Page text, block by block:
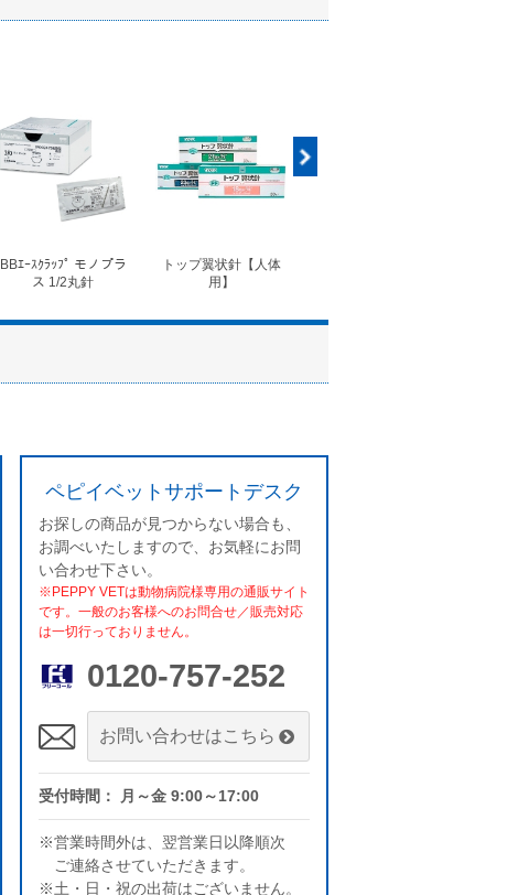
BBｴｰｽｸﾗｯﾌﾟ モノプラ
ス 1/2丸針
トップ翼状針【人体
用】
ペピイベットサポートデスク
お探しの商品が見つからない場合も、
お調べいたしますので、お気軽にお問
い合わせ下さい。
※PEPPY VETは動物病院様専用の通販サイト
です。一般のお客様へのお問合せ／販売対応
は一切行っておりません。
0120-757-252
お問い合わせはこちら
受付時間： 月～金 9:00～17:00
※営業時間外は、翌営業日以降順次
ご連絡させていただきます。
※土・日・祝の出荷はございません。